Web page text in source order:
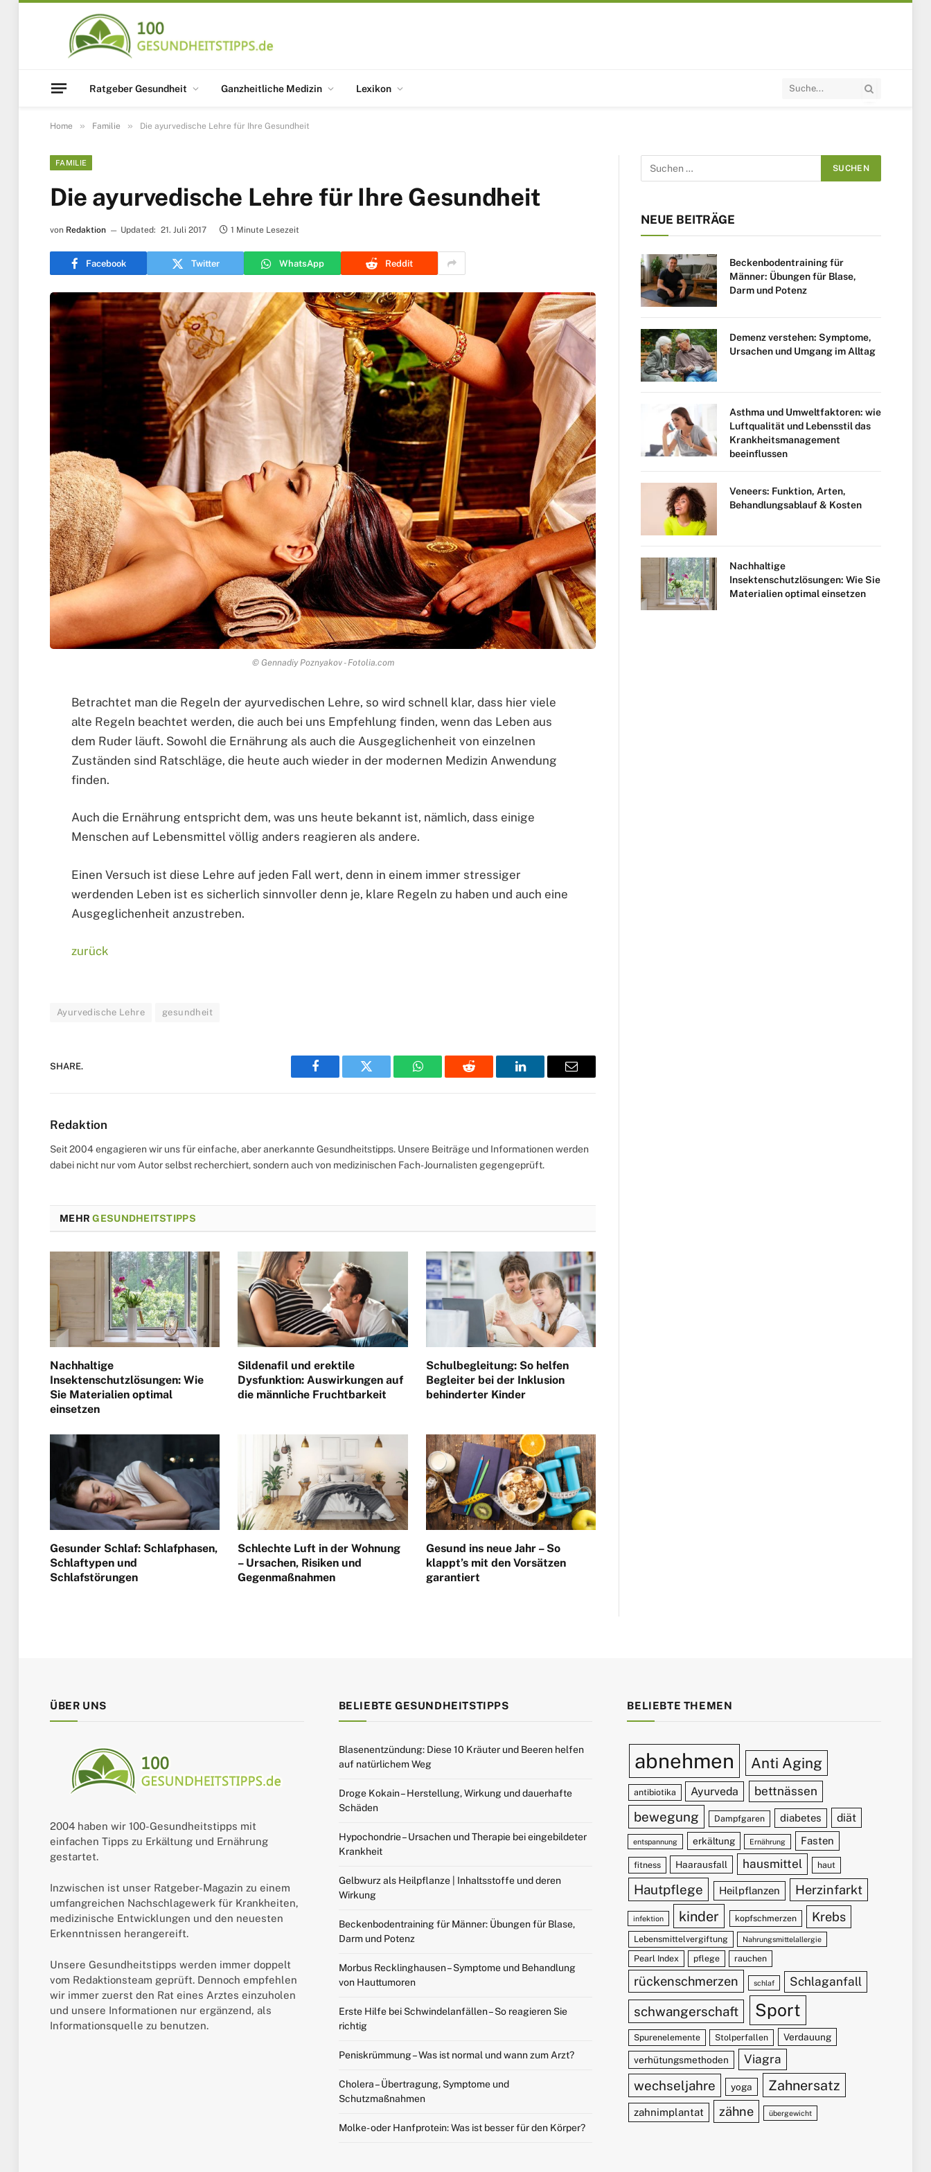
Ratgeber Gesundheit Ganzheitliche Medizin Lexikon
Home » Familie » Die ayurvedische Lehre für Ihre Gesundheit
FAMILIE
Die ayurvedische Lehre für Ihre Gesundheit
von Redaktion Updated: 21. Juli 2017 1 Minute Lesezeit
Facebook Twitter WhatsApp Reddit
© Gennadiy Poznyakov - Fotolia.com
Betrachtet man die Regeln der ayurvedischen Lehre, so wird schnell klar, dass hier viele
alte Regeln beachtet werden, die auch bei uns Empfehlung finden, wenn das Leben aus
dem Ruder läuft. Sowohl die Ernährung als auch die Ausgeglichenheit von einzelnen
Zuständen sind Ratschläge, die heute auch wieder in der modernen Medizin Anwendung
finden.
Auch die Ernährung entspricht dem, was uns heute bekannt ist, nämlich, dass einige
Menschen auf Lebensmittel völlig anders reagieren als andere.
Einen Versuch ist diese Lehre auf jeden Fall wert, denn in einem immer stressiger
werdenden Leben ist es sicherlich sinnvoller denn je, klare Regeln zu haben und auch eine
Ausgeglichenheit anzustreben.
zurück
Ayurvedische Lehre gesundheit
SHARE.
Facebook Twitter WhatsAppReddit LinkedIn Email
Redaktion
Seit 2004 engagieren wir uns für einfache, aber anerkannte Gesundheitstipps. Unsere Beiträge und Informationen werden
dabei nicht nur vom Autor selbst recherchiert, sondern auch von medizinischen Fach-Journalisten gegengeprüft.
MEHRGESUNDHEITSTIPPS
Nachhaltige
Insektenschutzlösungen: Wie
Sie Materialien optimal
einsetzen
Sildenafil und erektile
Dysfunktion: Auswirkungen auf
die männliche Fruchtbarkeit
Schulbegleitung: So helfen
Begleiter bei der Inklusion
behinderter Kinder
Gesunder Schlaf: Schlafphasen,
Schlaftypen und
Schlafstörungen
Schlechte Luft in der Wohnung
– Ursachen, Risiken und
Gegenmaßnahmen
Gesund ins neue Jahr – So
klappt’s mit den Vorsätzen
garantiert
NEUE BEITRÄGE
Beckenbodentraining für
Männer: Übungen für Blase,
Darm und Potenz
Demenz verstehen: Symptome,
Ursachen und Umgang im Alltag
Asthma und Umweltfaktoren: wie
Luftqualität und Lebensstil das
Krankheitsmanagement
beeinflussen
Veneers: Funktion, Arten,
Behandlungsablauf & Kosten
Nachhaltige
Insektenschutzlösungen: Wie Sie
Materialien optimal einsetzen
ÜBER UNS
2004 haben wir 100-Gesundheitstipps mit
einfachen Tipps zu Erkältung und Ernährung
gestartet.
Inzwischen ist unser Ratgeber-Magazin zu einem
umfangreichen Nachschlagewerk für Krankheiten,
medizinische Entwicklungen und den neuesten
Erkenntnissen herangereift.
Unsere Gesundheitstipps werden immer doppelt
vom Redaktionsteam geprüft. Dennoch empfehlen
wir immer zuerst den Rat eines Arztes einzuholen
und unsere Informationen nur ergänzend, als
Informationsquelle zu benutzen.
BELIEBTE GESUNDHEITSTIPPS
Blasenentzündung: Diese 10 Kräuter und Beeren helfen
auf natürlichem Weg
Droge Kokain – Herstellung, Wirkung und dauerhafte
Schäden
Hypochondrie – Ursachen und Therapie bei eingebildeter
Krankheit
Gelbwurz als Heilpflanze | Inhaltsstoffe und deren
Wirkung
Beckenbodentraining für Männer: Übungen für Blase,
Darm und Potenz
Morbus Recklinghausen – Symptome und Behandlung
von Hauttumoren
Erste Hilfe bei Schwindelanfällen – So reagieren Sie
richtig
Peniskrümmung – Was ist normal und wann zum Arzt?
Cholera – Übertragung, Symptome und
Schutzmaßnahmen
Molke- oder Hanfprotein: Was ist besser für den Körper?
BELIEBTE THEMEN
abnehmen Anti Aging
antibiotika Ayurveda bettnässen
bewegung Dampfgaren diabetes diät
entspannung erkältung Ernährung Fasten
fitness Haarausfall hausmittel haut
Hautpflege Heilpflanzen Herzinfarkt
infektion kinder kopfschmerzen Krebs
Lebensmittelvergiftung Nahrungsmittelallergie
Pearl Index pflege rauchen
rückenschmerzen schlaf Schlaganfall
schwangerschaft Sport
Spurenelemente Stolperfallen Verdauung
verhütungsmethoden Viagra
wechseljahre yoga Zahnersatz
zahnimplantat zähne übergewicht